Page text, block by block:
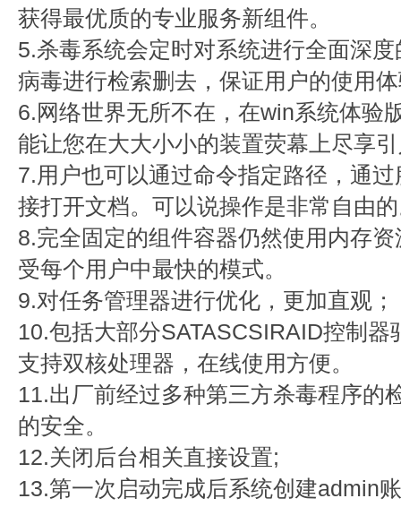
获得最优质的专业服务新组件。
5.杀毒系统会定时对系统进行全面深
病毒进行检索删去，保证用户的使用
6.网络世界无所不在，在win系统体验
能让您在大大小小的装置荧幕上尽享
7.用户也可以通过命令指定路径，通
接打开文档。可以说操作是非常自由
8.完全固定的组件容器仍然使用内存
受每个用户中最快的模式。
9.对任务管理器进行优化，更加直观；
10.包括大部分SATASCSIRAID控制
支持双核处理器，在线使用方便。
11.出厂前经过多种第三方杀毒程序的
的安全。
12.关闭后台相关直接设置;
13.第一次启动完成后系统创建admin